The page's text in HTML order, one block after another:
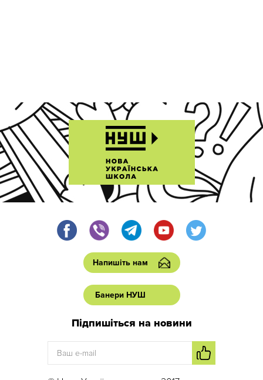
Напишіть нам
Банери НУШ
Підпишіться на новини